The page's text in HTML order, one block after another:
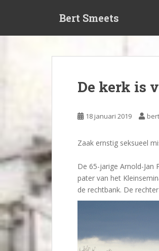
t
e
Bert Smeets
De kerk is
18 januari 2019 bert
Zaak ernstig seksueel
De 65-jarige Arnold-Jan
pater van het
de rechtbank. De